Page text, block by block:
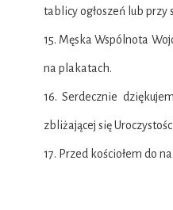
tablicy ogłoszeń lub przy
15. Męska Wspólnota
na plakatach.
16. Serdecznie
zbliżającej się
17. Przed kościołem do